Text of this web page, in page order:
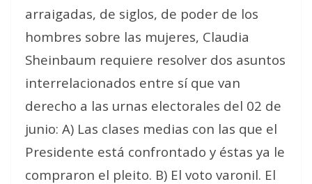
arraigadas, de siglos, de poder de los
hombres sobre las mujeres, Claudia
Sheinbaum requiere resolver dos asuntos
interrelacionados entre sí que van
derecho a las urnas electorales del 02 de
junio: A) Las clases medias con las que el
Presidente está confrontado y éstas ya le
compraron el pleito. B) El voto varonil. El